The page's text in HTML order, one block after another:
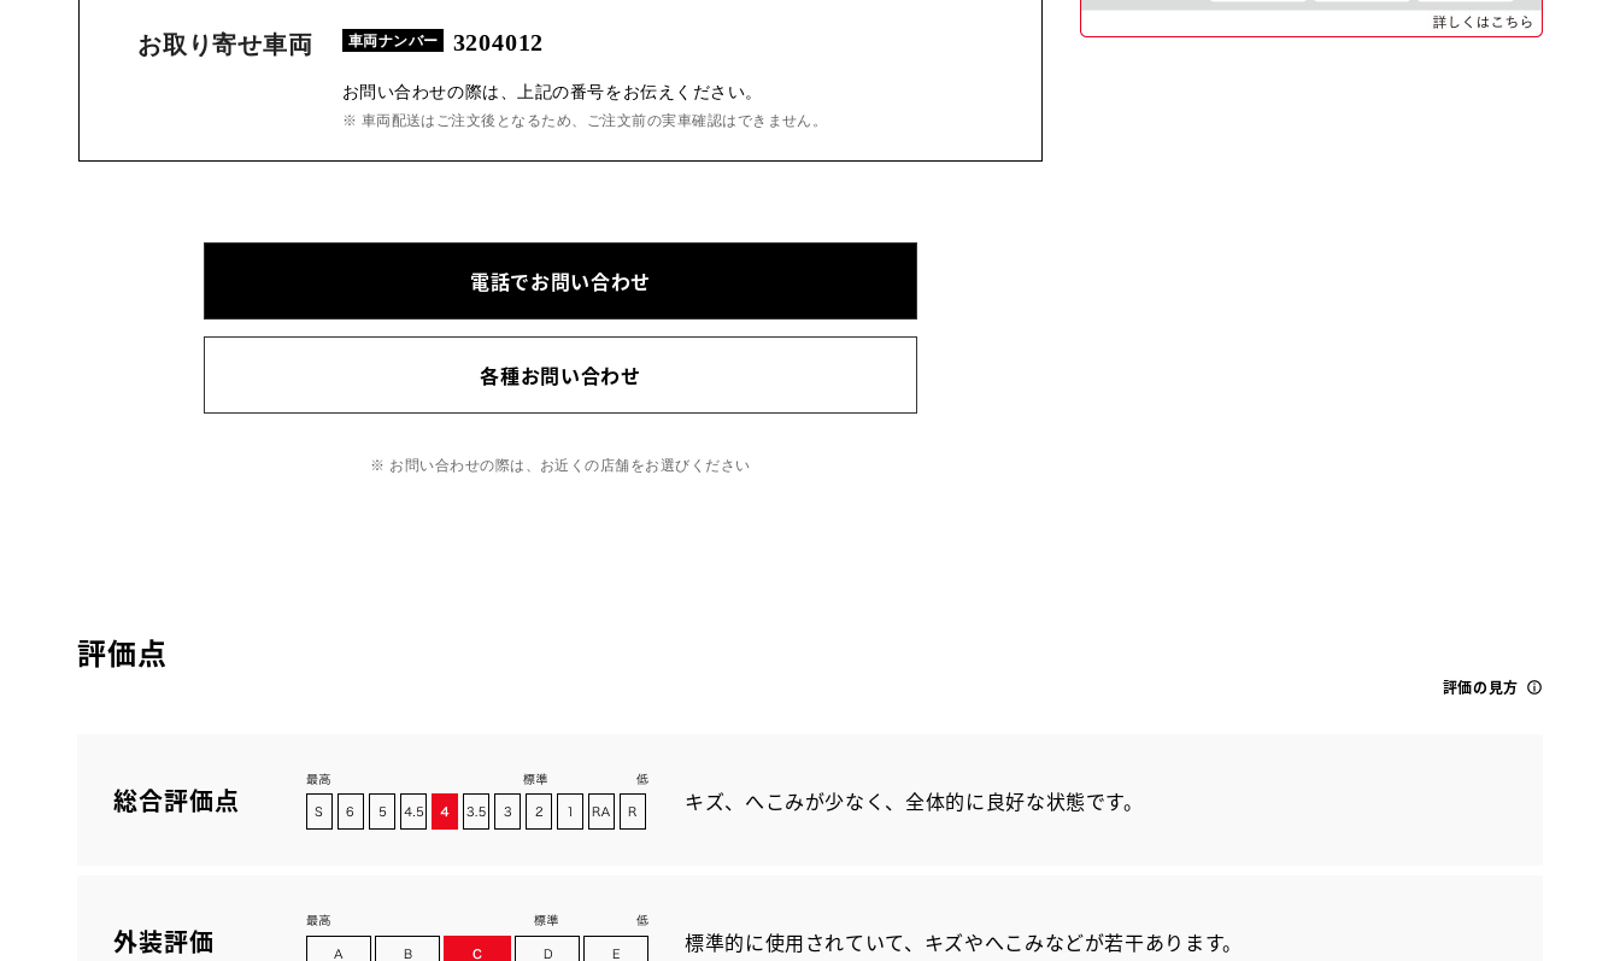
お取り寄せ車両 車両ナンバー 3204012
お問い合わせの際は、上記の番号をお伝えください。
※ 車両配送はご注文後となるため、ご注文前の実車確認はできません。
電話でお問い合わせ
各種お問い合わせ
※ お問い合わせの際は、お近くの店舗をお選びください
評価点
評価の見方
総合評価点 キズ、へこみが少なく、全体的に良好な状態です。
外装評価 標準的に使用されていて、キズやへこみなどが若干あります。